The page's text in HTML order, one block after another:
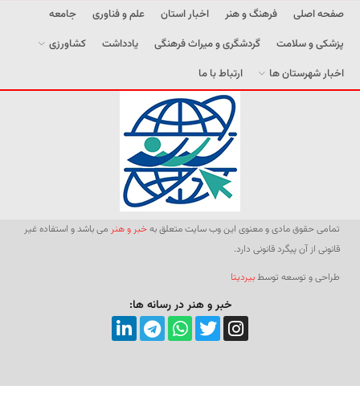
صفحه اصلی فرهنگ و هنر اخبار استان علم و فناوری
جامعه
پزشکی و سلامت
گردشگری و میراث فرهنگی یادداشت
کشاورزی
اخبار شهرستان ها
ارتباط با ما
تمامی حقوق مادی و معنوی این وب سایت متعلق بهخبر و هنر می باشد و استفاده غیر
قانونی از آن پیگرد قانونی دارد.
طراحی و توسعه توسطبیردیتا
خبر و هنر در رسانه ها: